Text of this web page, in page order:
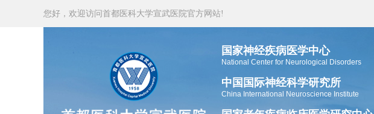
您好，欢迎访问首都医科大学宣武医院官方网站!
国家神经疾病医学中心
National Center for Neurological Disorders
中国国际神经科学研究所
China International Neuroscience Institute